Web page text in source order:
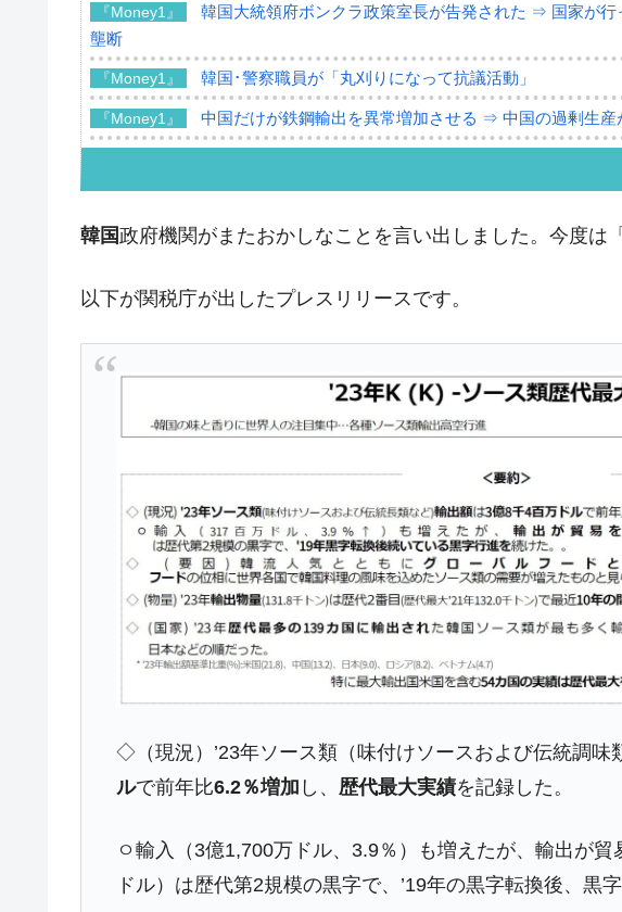
『Money1』
韓国大統領府ボンクラ政策室長が告発された ⇒ 国家が
壟断
『Money1』 韓国･警察職員が「丸刈りになって抗議活動」
『Money1』 中国だけが鉄鋼輸出を異常増加させる ⇒ 中国の過剰生産
【米韓激突案件】韓国消費者院が『クーパン』1人当た
『Money1』 韓国で猛暑。南東部では干ばつ
『Money1』
1.9倍！
『Money1』
在韓米国大使スティールが着韓！⇒ さっそく空港に詰め
韓国政府「2035年までに18.4GW規模のAIデータセンタ
『Money1』 JPモルガン「韓国レバレッジETFの清算はほぼ終わった」
『Money1』 韓国『国民年金公団』株価暴落で200兆蒸発。
『Money1』 韓国政府「ニセＫ-ブランドを通報しようキャンペーン」
『Money1』 韓国「橋が落ちました」⇒ 耐久性「なさすぎ」では。
韓国鉄鋼最大手『POSCO』ズブズブ沈む。営業利益80.2
する差別。許してはおかぬ
『Money1』 韓国ボンクラ政策室長･金容範、株価暴落に他人事のよう
『Money1』 韓国･加徳島新国際空港「またも暗礁」の危機 ⇒ 10.7兆
韓国政府機関がまたおかしなことを言い出しました。今度は「
以下が関税庁が出したプレスリリースです。
◇（現況）’23年ソース類（味付けソースおよび伝統調味
ルで前年比6.2％増加 し、 歴代最大実績を記録した。
ㅇ輸入（3億1,700万ドル、3.9％）も増えたが、輸出が
ドル）は歴代第2規模の黒字で、’19年の黒字転換後、黒